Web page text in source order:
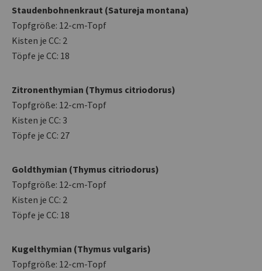
Staudenbohnenkraut (Satureja montana)
Topfgröße: 12-cm-Topf
Kisten je CC: 2
Töpfe je CC: 18
Zitronenthymian (Thymus citriodorus)
Topfgröße: 12-cm-Topf
Kisten je CC: 3
Töpfe je CC: 27
Goldthymian (Thymus citriodorus)
Topfgröße: 12-cm-Topf
Kisten je CC: 2
Töpfe je CC: 18
Kugelthymian (Thymus vulgaris)
Topfgröße: 12-cm-Topf